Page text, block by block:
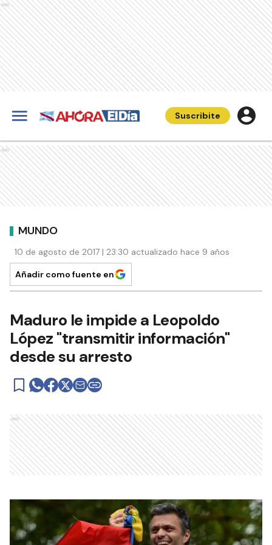
Ads
Suscribite
Ads
MUNDO
10 de agosto de 2017 | 23:30 actualizado hace 9 años
Añadir como fuente en
Maduro le impide a Leopoldo
López "transmitir información"
desde su arresto
Ads